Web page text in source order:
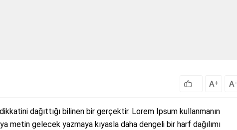
A+ A-
dağıttığı bilinen bir gerçektir. Lorem Ipsum kullanmanın
metin gelecek yazmaya kıyasla daha dengeli bir harf dağılımı